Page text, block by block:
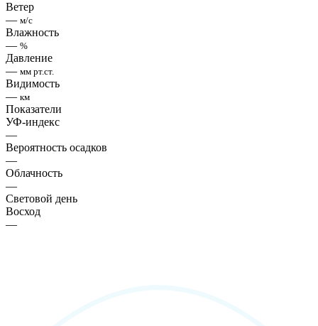
Ветер
— м/с
Влажность
— %
Давление
— мм рт.ст.
Видимость
— км
Показатели
УФ-индекс
—
Вероятность осадков
—
Облачность
—
Световой день
Восход
—